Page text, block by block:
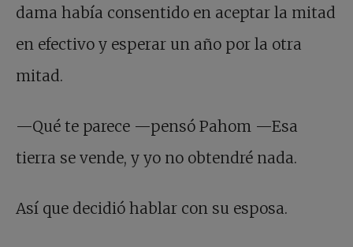
dama había consentido en aceptar la mitad
en efectivo y esperar un año por la otra
mitad.
—Qué te parece —pensó Pahom —Esa
tierra se vende, y yo no obtendré nada.
Así que decidió hablar con su esposa.